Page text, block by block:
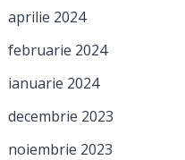
aprilie 2024
februarie 2024
ianuarie 2024
decembrie 2023
noiembrie 2023